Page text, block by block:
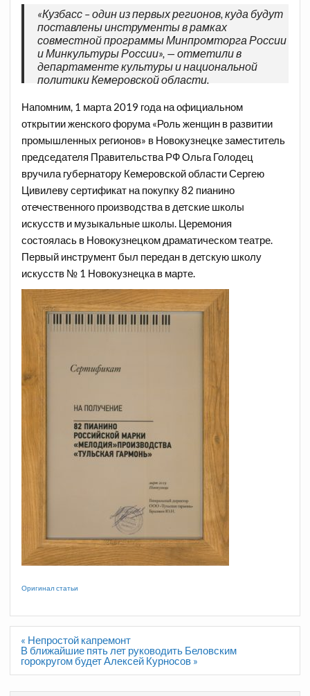
«Кузбасс – один из первых регионов, куда будут
поставлены инструменты в рамках
совместной программы Минпромторга России
и Минкультуры России», — отметили в
департаменте культуры и национальной
политики Кемеровской области.
Напомним, 1 марта 2019 года на официальном
открытии женского форума «Роль женщин в развитии
промышленных регионов» в Новокузнецке заместитель
председателя Правительства РФ Ольга Голодец
вручила губернатору Кемеровской области Сергею
Цивилеву сертификат на покупку 82 пианино
отечественного производства в детские школы
искусств и музыкальные школы. Церемония
состоялась в Новокузнецком драматическом театре.
Первый инструмент был передан в детскую школу
искусств № 1 Новокузнецка в марте.
Оригинал статьи
Навигация
по
записям
« Непростой капремонт
В ближайшие пять лет руководить Беловским
горокругом будет Алексей Курносов »